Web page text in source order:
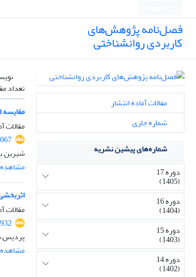
فصل‌نامه پژوهش‌های
کاربردی روانشناختی
تعداد
مقایسه
مقالات
شیرین
مشاهده
مقالات
پردیس
مشاهده
مقالات آماده انتشار
شماره جاری
شماره‌های پیشین نشریه
دوره 17
(1405)
دوره 16
(1404)
دوره 15
(1403)
دوره 14
(1402)